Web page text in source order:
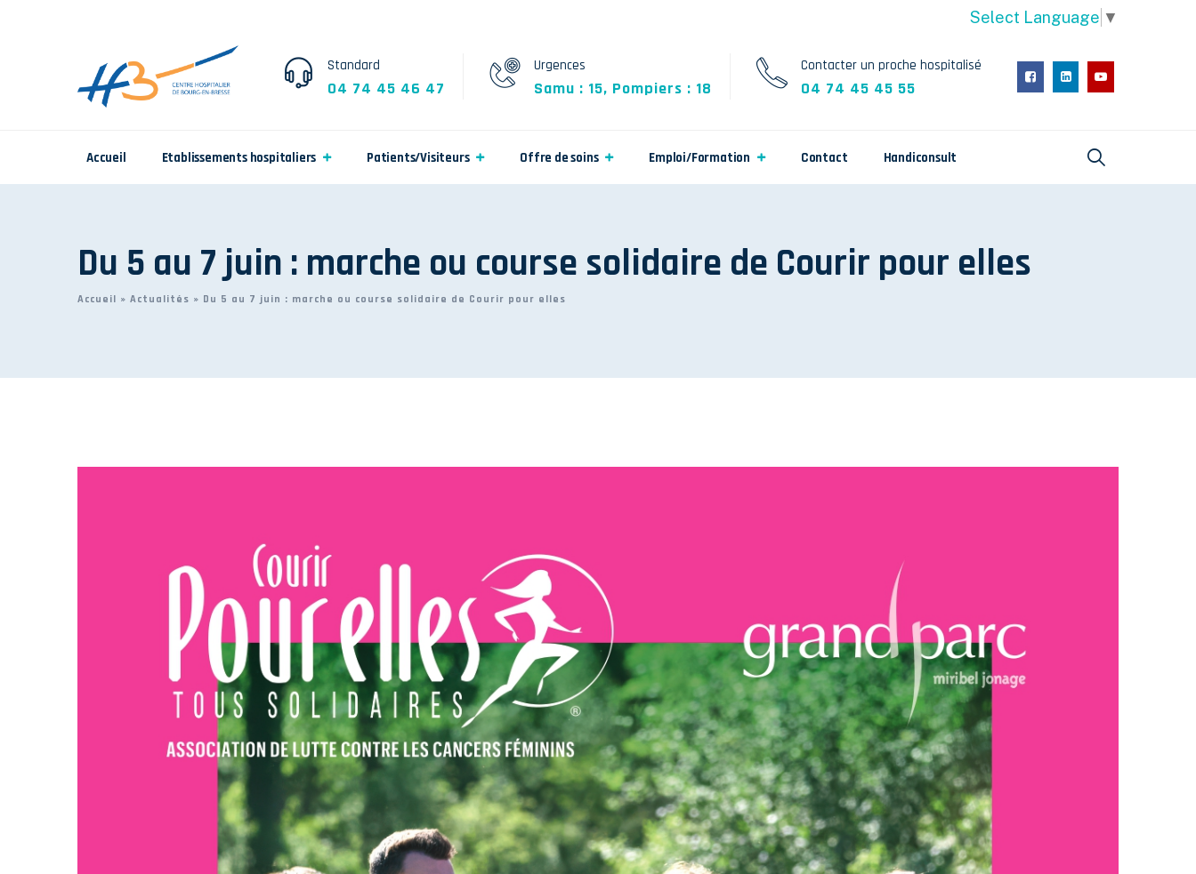
Select Language ▼
Standard
04 74 45 46 47
Urgences
Samu : 15, Pompiers : 18
Contacter un proche hospitalisé
04 74 45 45 55
Accueil Etablissements hospitaliers Patients/Visiteurs Offre de soins Emploi/Formation Contact Handiconsult
Du 5 au 7 juin : marche ou course solidaire de Courir pour elles
Accueil » Actualités » Du 5 au 7 juin : marche ou course solidaire de Courir pour elles